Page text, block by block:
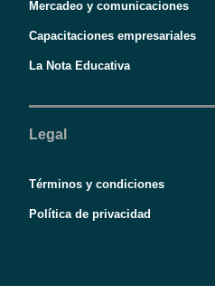
Mercadeo y comunicaciones
Capacitaciones empresariales
La Nota Educativa
Legal
Términos y condiciones
Política de privacidad